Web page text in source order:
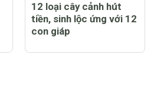
12 loại cây cảnh hút
tiền, sinh lộc ứng với 12
con giáp